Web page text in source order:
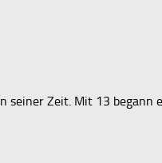
Zeit. Mit 13 begann